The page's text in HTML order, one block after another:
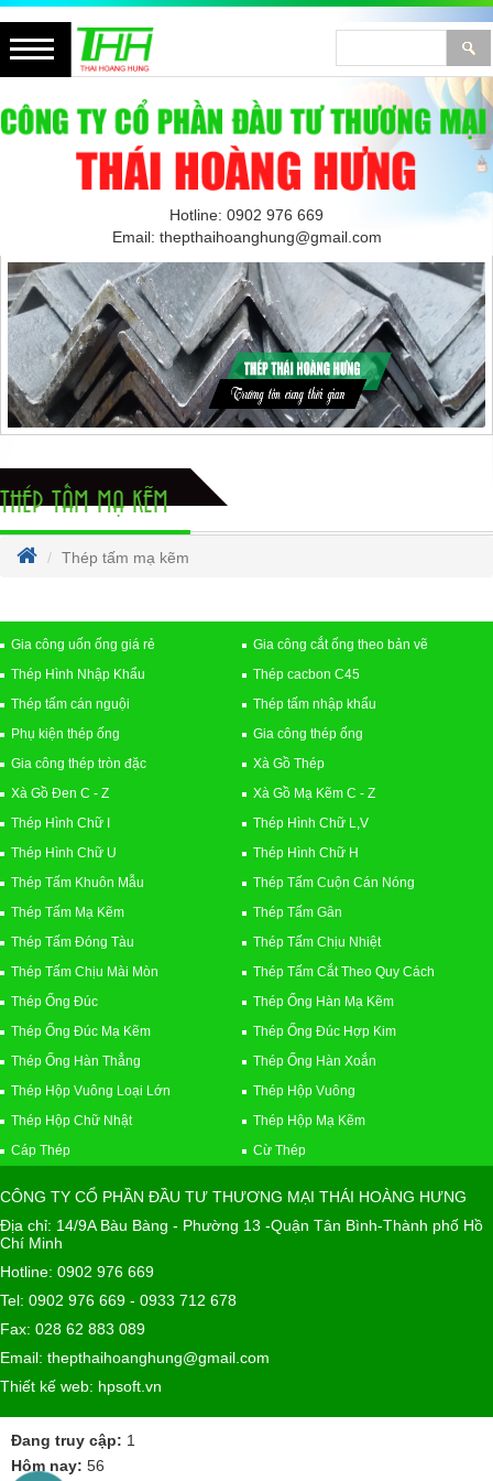
Hotline: 0902 976 669
Email: thepthaihoanghung@gmail.com
THÉP TẤM MẠ KẼM
Thép tấm mạ kẽm
Gia công uốn ống giá rẻ
Gia công cắt ống theo bản vẽ
Thép Hình Nhập Khẩu
Thép cacbon C45
Thép tấm cán nguội
Thép tấm nhập khẩu
Phụ kiện thép ống
Gia công thép ống
Gia công thép tròn đặc
Xà Gồ Thép
Xà Gồ Đen C - Z
Xà Gồ Mạ Kẽm C - Z
Thép Hình Chữ I
Thép Hình Chữ L,V
Thép Hình Chữ U
Thép Hình Chữ H
Thép Tấm Khuôn Mẫu
Thép Tấm Cuộn Cán Nóng
Thép Tấm Mạ Kẽm
Thép Tấm Gân
Thép Tấm Đóng Tàu
Thép Tấm Chịu Nhiệt
Thép Tấm Chịu Mài Mòn
Thép Tấm Cắt Theo Quy Cách
Thép Ống Đúc
Thép Ống Hàn Mạ Kẽm
Thép Ống Đúc Mạ Kẽm
Thép Ống Đúc Hợp Kim
Thép Ống Hàn Thẳng
Thép Ống Hàn Xoắn
Thép Hộp Vuông Loại Lớn
Thép Hộp Vuông
Thép Hộp Chữ Nhật
Thép Hộp Mạ Kẽm
Cáp Thép
Cừ Thép
CÔNG TY CỔ PHẦN ĐẦU TƯ THƯƠNG MẠI THÁI HOÀNG HƯNG
Địa chỉ: 14/9A Bàu Bàng - Phường 13 -Quận Tân Bình-Thành phố Hồ
Chí Minh
Hotline: 0902 976 669
Tel: 0902 976 669 - 0933 712 678
Fax: 028 62 883 089
Email: thepthaihoanghung@gmail.com
Thiết kế web: hpsoft.vn
Đang truy cập: 1
Hôm nay: 56